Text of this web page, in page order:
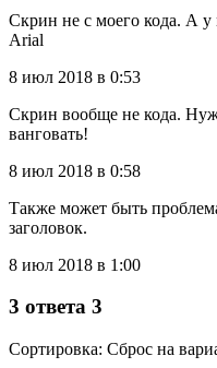
Скрин не с моего кода. А
Arial
8 июл 2018 в 0:53
Скрин вообще не кода.
ванговать!
8 июл 2018 в 0:58
Также может быть
заголовок.
8 июл 2018 в 1:00
3 ответа 3
Сортировка: Сброс на